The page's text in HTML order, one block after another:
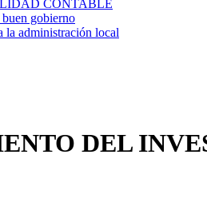
CONTABLE
gobierno
la administración local
DEL